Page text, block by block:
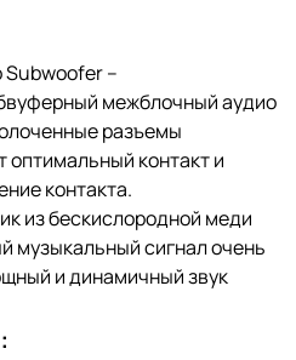
Subwoofer –
межблочный аудио
разъемы
контакт и
контакта.
из бескислородной меди
музыкальный сигнал очень
и динамичный звук